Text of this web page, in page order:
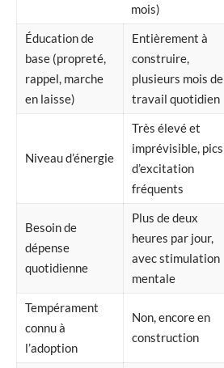
mois)
Éducation de
base (propreté,
rappel, marche
en laisse)
Entièrement à
construire,
plusieurs mois de
travail quotidien
Niveau d’énergie
Très élevé et
imprévisible, pics
d’excitation
fréquents
Besoin de
dépense
quotidienne
Plus de deux
heures par jour,
avec stimulation
mentale
Tempérament
connu à
l’adoption
Non, encore en
construction